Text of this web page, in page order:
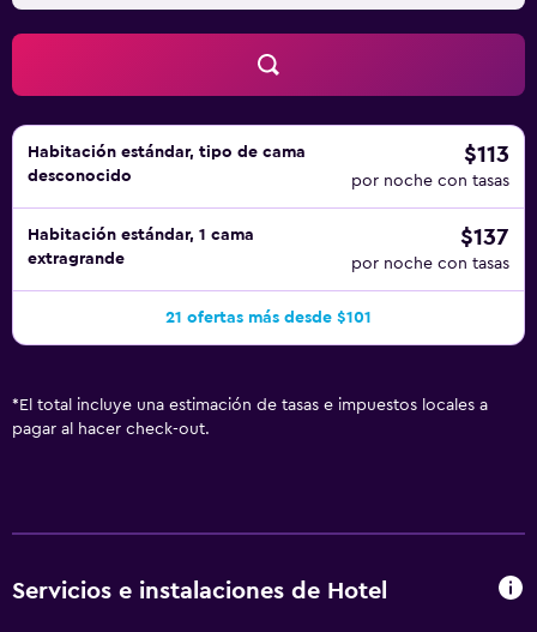
Habitación estándar, tipo de cama
desconocido
$113
por noche con tasas
Habitación estándar, 1 cama
extragrande
$137
por noche con tasas
21 ofertas más desde $101
* El total incluye una estimación de tasas e impuestos locales a
pagar al hacer check-out.
Servicios e instalaciones de Hotel